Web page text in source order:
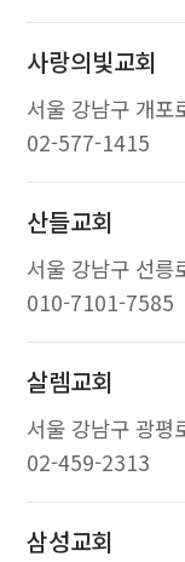
사랑의빛교회
서울 강남구 개
02-577-1415
산들교회
서울 강남구 선
010-7101-7585
살렘교회
서울 강남구 광
02-459-2313
삼성교회